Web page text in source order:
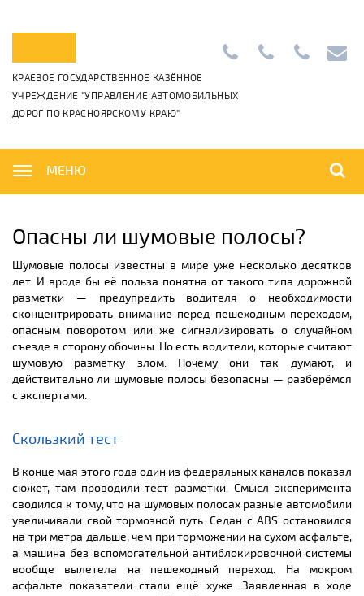
КРАЕВОЕ ГОСУДАРСТВЕННОЕ КАЗЁННОЕ
УЧРЕЖДЕНИЕ "УПРАВЛЕНИЕ АВТОМОБИЛЬНЫХ
ДОРОГ ПО КРАСНОЯРСКОМУ КРАЮ"
+7
42-
01
42-
МЕНЮ
Опасны ли шумовые полосы?
Шумовые полосы известны в мире уже несколько десятков
лет. И вроде бы её польза понятна от такого типа дорожной
разметки — предупредить водителя о необходимости
сконцентрировать внимание перед пешеходным переходом,
опасным поворотом или же сигнализировать о случайном
съезде в сторону обочины. Но есть водители, которые считают
шумовую разметку злом. Почему они так думают, и
действительно ли шумовые полосы безопасны — разберёмся
с экспертами.
Скользкий тест
В конце мая этого года один из федеральных каналов показал
сюжет, там проводили тест разметки. Смысл эксперимента
сводился к тому, что на шумовых полосах разные автомобили
увеличивали свой тормозной путь. Седан с ABS остановился
на три метра дальше, чем при торможении на сухом асфальте,
а машина без вспомогательной антиблокировочной системы
вообще вылетела на пешеходный переход. На мокром
асфальте показатели стали ещё хуже. Заявленная в ходе